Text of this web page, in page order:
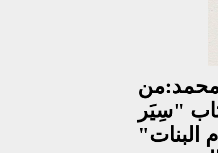
"سِيَر
البنات"